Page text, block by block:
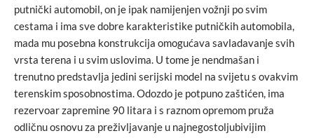
putnički automobil, on je ipak namijenjen vožnji po svim
cestama i ima sve dobre karakteristike putničkih automobila,
mada mu posebna konstrukcija omogućava savladavanje svih
vrsta terena i u svim uslovima. U tome je nendmašan i
trenutno predstavlja jedini serijski model na svijetu s ovakvim
terenskim sposobnostima. Odozdo je potpuno zaštićen, ima
rezervoar zapremine 90 litara i s raznom opremom pruža
odličnu osnovu za preživljavanje u najnegostoljubivijim